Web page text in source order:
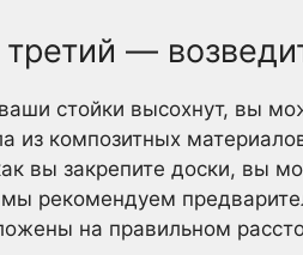
—
стойки высохнут, вы
из композитных
вы закрепите доски, вы
мы рекомендуем
на правильном